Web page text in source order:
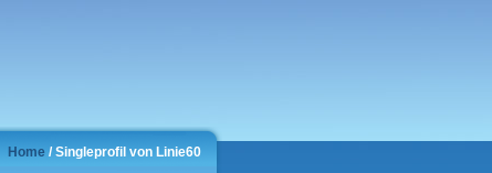
Home / Singleprofil von Linie60